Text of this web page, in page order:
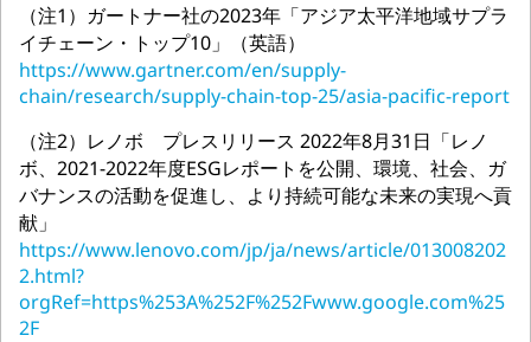
（注1）ガートナー社の2023年「アジア太平洋地域サプラ
イチェーン・トップ10」（英語）
https://www.gartner.com/en/supply-
chain/research/supply-chain-top-25/asia-pacific-report
（注2）レノボ プレスリリース 2022年8月31日「レノ
ボ、2021-2022年度ESGレポートを公開、環境、社会、ガ
バナンスの活動を促進し、より持続可能な未来の実現へ貢
献」
https://www.lenovo.com/jp/ja/news/article/013008202
2.html?
orgRef=https%253A%252F%252Fwww.google.com%25
2F